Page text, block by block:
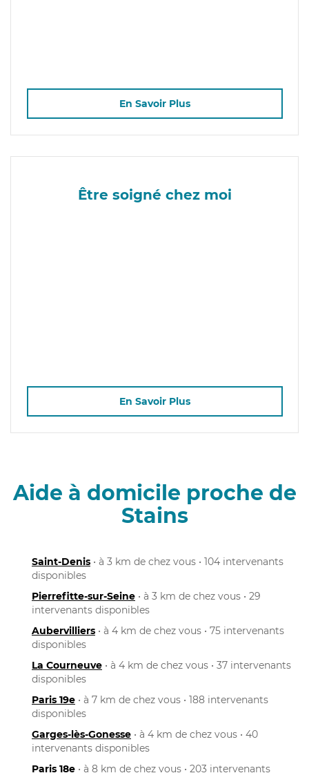
En Savoir Plus
Être soigné chez moi
En Savoir Plus
Aide à domicile proche de
Stains
Saint-Denis • à 3 km de chez vous • 104 intervenants
disponibles
Pierrefitte-sur-Seine • à 3 km de chez vous • 29
intervenants disponibles
Aubervilliers • à 4 km de chez vous • 75 intervenants
disponibles
La Courneuve • à 4 km de chez vous • 37 intervenants
disponibles
Paris 19e • à 7 km de chez vous • 188 intervenants
disponibles
Garges-lès-Gonesse • à 4 km de chez vous • 40
intervenants disponibles
Paris 18e • à 8 km de chez vous • 203 intervenants